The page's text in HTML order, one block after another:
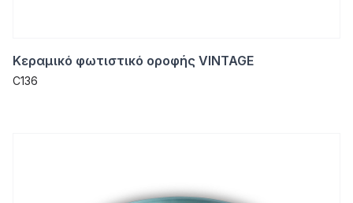
Κεραμικό φωτιστικό οροφής VINTAGE
C136